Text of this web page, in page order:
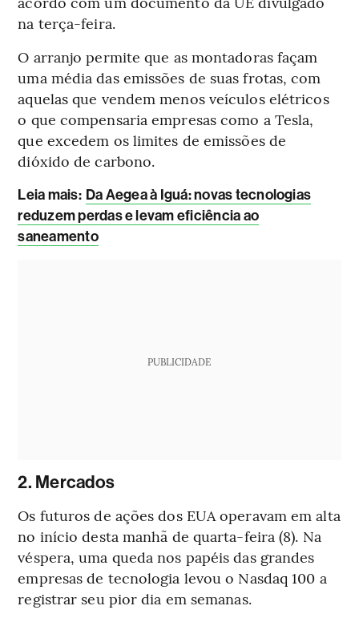
na terça-feira.
O arranjo permite que as montadoras façam
uma média das emissões de suas frotas, com
aquelas que vendem menos veículos elétricos
o que compensaria empresas como a Tesla,
que excedem os limites de emissões de
dióxido de carbono.
Leia mais: Da Aegea à Iguá: novas tecnologias
reduzem perdas e levam eficiência ao
saneamento
PUBLICIDADE
2. Mercados
Os futuros de ações dos EUA operavam em alta
no início desta manhã de quarta-feira (8). Na
véspera, uma queda nos papéis das grandes
empresas de tecnologia levou o Nasdaq 100 a
registrar seu pior dia em semanas.